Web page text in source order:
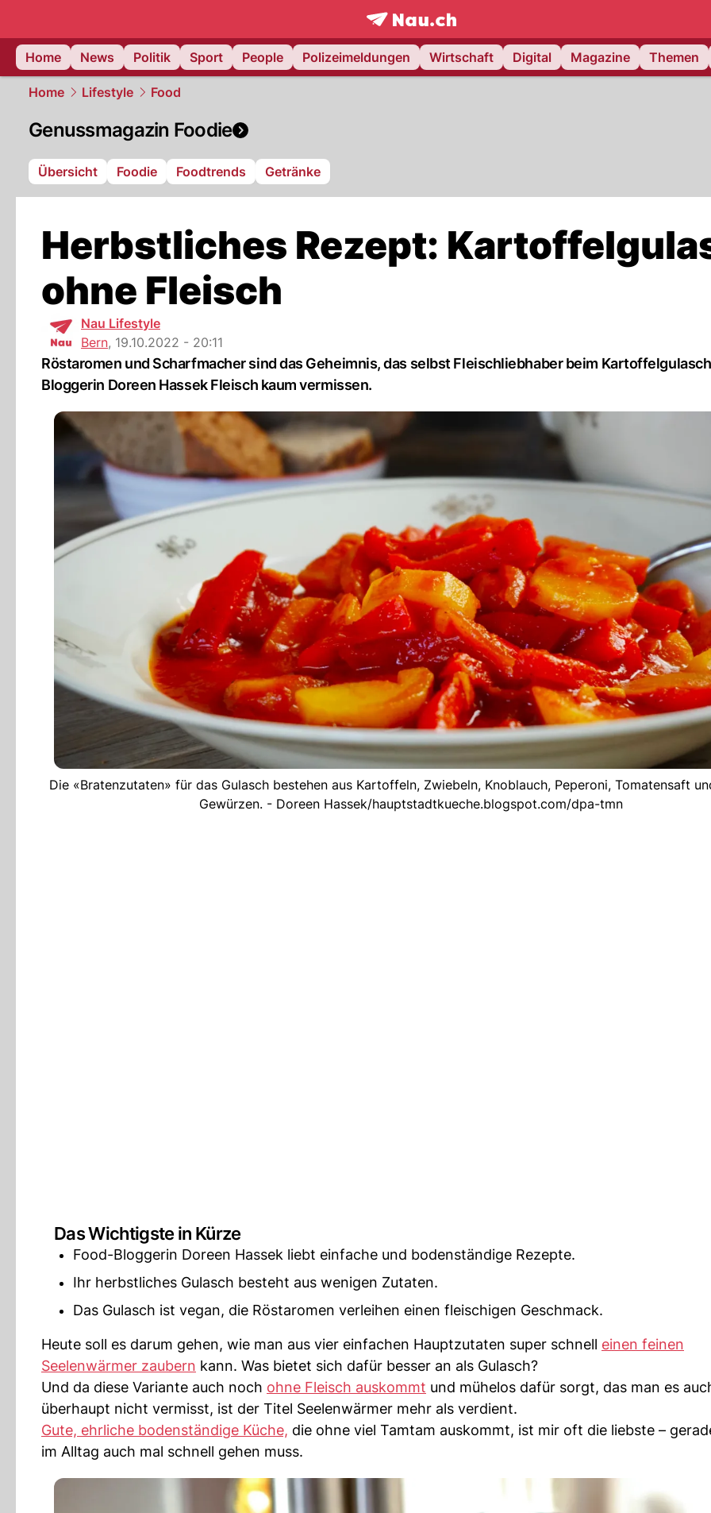
frontpage.NAU.ch
Home
News Politik Sport People Polizeimeldungen Wirtschaft Digital Magazine Themen
Home Lifestyle Food
Genussmagazin Foodie
Übersicht Foodie Foodtrends Getränke
Herbstliches Rezept:
ohne Fleisch
Nau Lifestyle
Bern, 19.10.2022 - 20:11
Röstaromen und Scharfmacher sind das Geheimnis, das selbst Fleischliebhaber beim
Bloggerin Doreen Hassek Fleisch kaum vermissen.
Die «Bratenzutaten» für das Gulasch bestehen aus Kartoffeln, Zwiebeln, Knoblauch, Peperoni, Tomatensaft
Gewürzen. - Doreen Hassek/hauptstadtkueche.blogspot.com/dpa-tmn
Das Wichtigste in Kürze
Food-Bloggerin Doreen Hassek liebt einfache und bodenständige Rezepte.
Ihr herbstliches Gulasch besteht aus wenigen Zutaten.
Das Gulasch ist vegan, die Röstaromen verleihen einen fleischigen Geschmack.
Heute soll es darum gehen, wie man aus vier einfachen Hauptzutaten super schnell einen feinen
Seelenwärmer zaubern kann. Was bietet sich dafür besser an als Gulasch?
Und da diese Variante auch noch ohne Fleisch auskommt und mühelos dafür sorgt, das man es
überhaupt nicht vermisst, ist der Titel Seelenwärmer mehr als verdient.
Gute, ehrliche bodenständige Küche, die ohne viel Tamtam auskommt, ist mir oft die liebste –
im Alltag auch mal schnell gehen muss.